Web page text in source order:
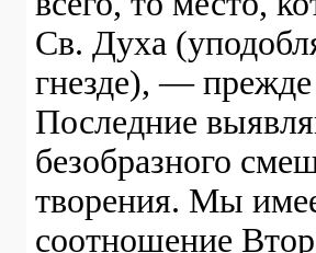
Св. Духа
гнезде), — прежде
Последние
безобразного
творения. Мы
соотношение